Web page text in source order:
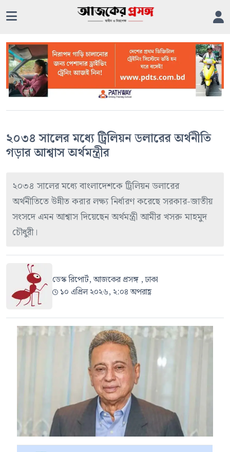
২০৩৪ সালের মধ্যে ট্রিলিয়ন ডলারের অর্থনীতি
গড়ার আশ্বাস অর্থমন্ত্রীর
২০৩৪ সালের মধ্যে বাংলাদেশকে ট্রিলিয়ন ডলারের
অর্থনীতিতে উন্নীত করার লক্ষ্য নির্ধারণ করেছে সরকার-জাতীয়
সংসদে এমন আশ্বাস দিয়েছেন অর্থমন্ত্রী আমীর খসরু মাহমুদ
চৌধুরী।
ডেস্ক রিপোর্ট, আজকের প্রসঙ্গ , ঢাকা
১০ এপ্রিল ২০২৬, ২:০৪ অপরাহ্ণ